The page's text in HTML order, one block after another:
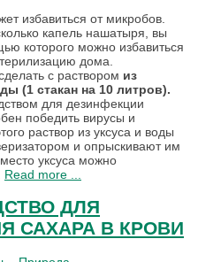
избавиться от микробов.
капель нашатыря, вы
которого можно избавиться
дома.
с раствором из
(1 стакан на 10 литров).
для дезинфекции
победить вирусы и
раствор из уксуса и воды
и опрыскивают им
уксуса можно
Read more ...
ДЛЯ
САХАРА В КРОВИ